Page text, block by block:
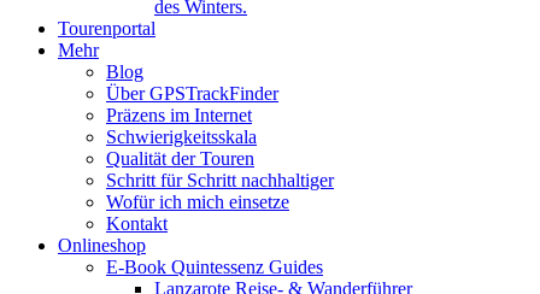
des Winters.
Tourenportal
Mehr
Blog
Über GPSTrackFinder
Präzens im Internet
Schwierigkeitsskala
Qualität der Touren
Schritt für Schritt nachhaltiger
Wofür ich mich einsetze
Kontakt
Onlineshop
E-Book Quintessenz Guides
Lanzarote Reise- & Wanderführer